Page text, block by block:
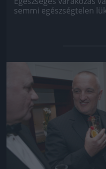
semmi egészségtelen
Jön